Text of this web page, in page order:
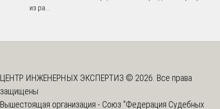
из ра...
ЦЕНТР ИНЖЕНЕРНЫХ ЭКСПЕРТИЗ © 2026. Все права
защищены
Вышестоящая организация - Союз "Федерация Судебных